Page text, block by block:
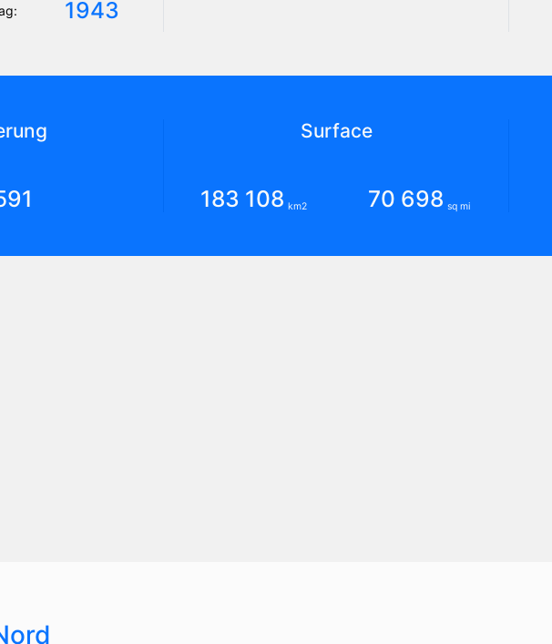
1943
Surface
183 108 km2 70 698 sq mi